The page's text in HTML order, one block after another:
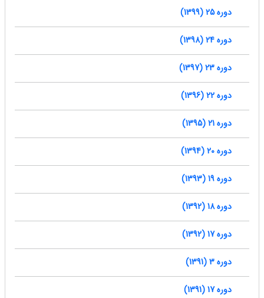
دوره 25 (1399)
دوره 24 (1398)
دوره 23 (1397)
دوره 22 (1396)
دوره 21 (1395)
دوره 20 (1394)
دوره 19 (1393)
دوره 18 (1392)
دوره 17 (1392)
دوره 3 (1391)
دوره 17 (1391)